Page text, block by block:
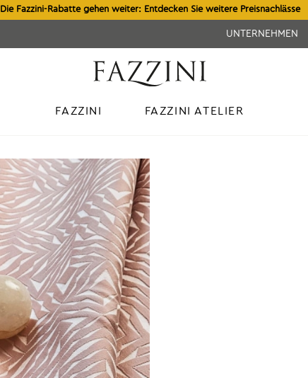
Die Fazzini-Rabatte gehen weiter: Entdecken Sie weitere Preisnachlässe
UNTERNEHMEN
FAZZINI FAZZINI ATELIER